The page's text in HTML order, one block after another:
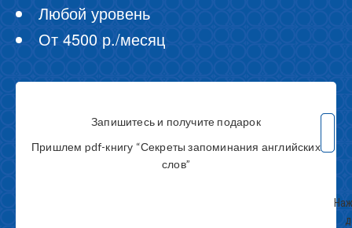
Любой уровень
От 4500 р./месяц
Запишитесь и получите подарок
Пришлем pdf-книгу “Секреты запоминания английских
слов”